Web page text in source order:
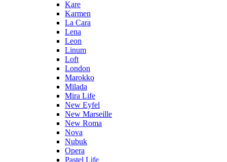
Kare
Karmen
La Cara
Lena
Leon
Linum
Loft
London
Marokko
Milada
Mira Life
New Eyfel
New Marseille
New Roma
Nova
Nubuk
Opera
Pastel Life